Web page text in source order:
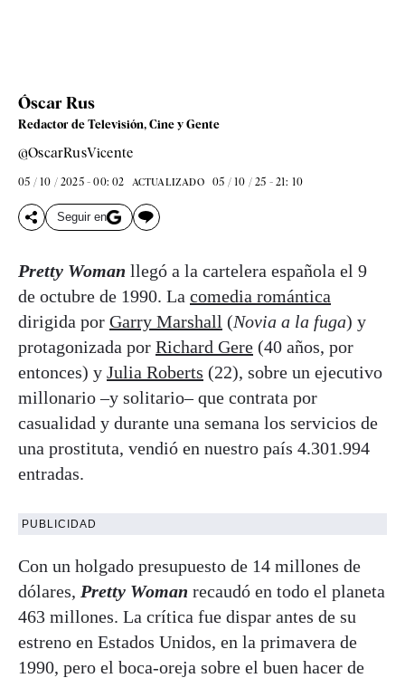
Óscar Rus
Redactor de Televisión, Cine y Gente
@OscarRusVicente
05 / 10 / 2025 - 00: 02 ACTUALIZADO 05 / 10 / 25 - 21: 10
Seguir en
Pretty Woman llegó a la cartelera española el 9
de octubre de 1990. La comedia romántica
dirigida por Garry Marshall (Novia a la fuga) y
protagonizada por Richard Gere (40 años, por
entonces) y Julia Roberts (22), sobre un ejecutivo
millonario –y solitario– que contrata por
casualidad y durante una semana los servicios de
una prostituta, vendió en nuestro país 4.301.994
entradas.
PUBLICIDAD
Con un holgado presupuesto de 14 millones de
dólares, Pretty Woman recaudó en todo el planeta
463 millones. La crítica fue dispar antes de su
estreno en Estados Unidos, en la primavera de
1990, pero el boca-oreja sobre el buen hacer de